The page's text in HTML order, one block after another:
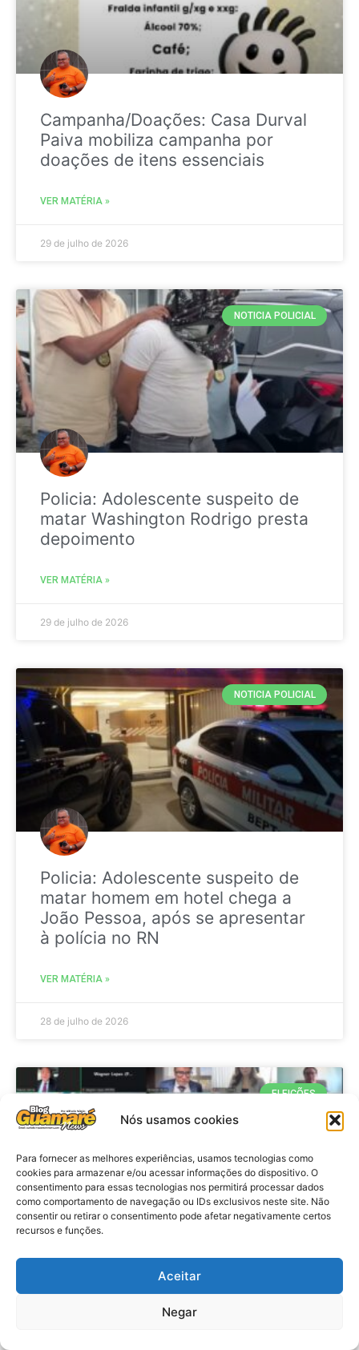
Nós usamos cookies
Para fornecer as melhores experiências, usamos tecnologias como
cookies para armazenar e/ou acessar informações do dispositivo. O
consentimento para essas tecnologias nos permitirá processar dados
como comportamento de navegação ou IDs exclusivos neste site. Não
consentir ou retirar o consentimento pode afetar negativamente certos
recursos e funções.
Aceitar
Negar
Campanha/Doações: Casa Durval
Paiva mobiliza campanha por
doações de itens essenciais
VER MATÉRIA »
29 de julho de 2026
NOTICIA POLICIAL
Policia: Adolescente suspeito de
matar Washington Rodrigo presta
depoimento
VER MATÉRIA »
29 de julho de 2026
NOTICIA POLICIAL
Policia: Adolescente suspeito de
matar homem em hotel chega a
João Pessoa, após se apresentar
à polícia no RN
VER MATÉRIA »
28 de julho de 2026
ELEIÇÕES
Eleições 2026: procuradores e
promotores eleitorais realizam
reunião de alinhamento no RN